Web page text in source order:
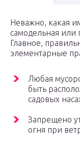
Неважно, какая
самодельная или
Главное,
элементарные
Любая
быть
садовых
Запрещено
огня при